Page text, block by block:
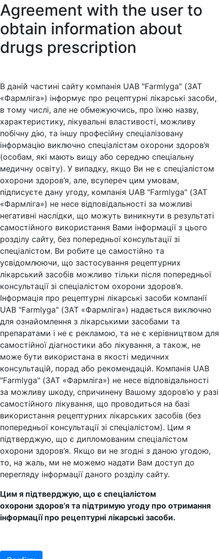
Agreement with the user to
obtain information about
drugs prescription
В даній частині сайту компанія UAB "Farmlyga" (ЗАТ
«Фармліга») інформує про рецептурні лікарські засоби,
в тому числі, але не обмежуючись, про їхню назву,
характеристику, лікувальні властивості, можливу
побічну дію, та іншу професійну спеціалізовану
інформацію виключно спеціалістам охорони здоров’я
(особам, які мають вищу або середню спеціальну
медичну освіту). У випадку, якщо Ви не є спеціалістом
охорони здоров’я, але, всупереч цим умовам,
підписуєте дану угоду, компанія UAB "Farmlyga" (ЗАТ
«Фармліга») не несе відповідальності за можливі
негативні наслідки, що можуть виникнути в результаті
самостійного використання Вами інформації з цього
розділу сайту, без попередньої консультації зі
спеціалістом. Ви робите це самостійно та
усвідомлюючи, що застосування рецептурних
лікарський засобів можливо тільки після попередньої
консультації зі спеціалістом охорони здоров’я.
Інформація про рецептурні лікарські засоби компанії
UAB "Farmlyga" (ЗАТ «Фармліга») надається виключно
для ознайомлення з лікарськими засобами та
препаратами і не є рекламою, та не є керівництвом для
самостійної діагностики або лікування, а також, не
може бути використана в якості медичних
консультацій, порад або рекомендацій. Компанія UAB
"Farmlyga" (ЗАТ «Фармліга») не несе відповідальності
за можливу шкоду, спричинену Вашому здоров’ю у разі
самостійного лікування, що проводиться на базі
використання рецептурних лікарських засобів (без
попередньої консультації зі спеціалістом). Цим я
підтверджую, що є дипломованим спеціалістом
охорони здоров’я. Якщо ви не згодні з даною угодою,
то, на жаль, ми не можемо надати Вам доступ до
перегляду інформації даного розділу сайту.
Цим я підтверджую, що є спеціалістом
охорони здоров’я та підтримую угоду про отримання
інформації про рецептурні лікарські засоби.